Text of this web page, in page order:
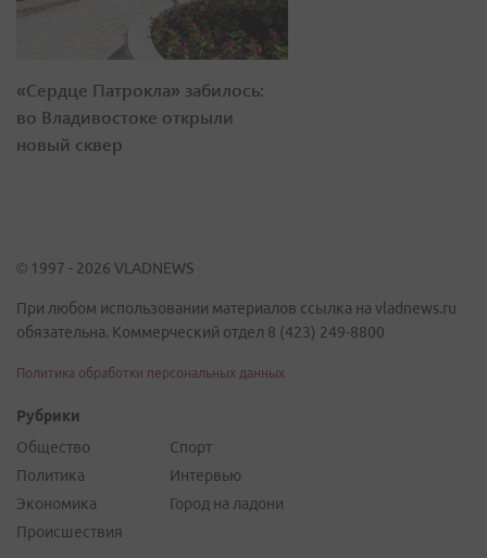
«Сердце Патрокла» забилось:
во Владивостоке открыли
новый сквер
© 1997 - 2026 VLADNEWS
При любом использовании материалов ссылка на vladnews.ru
обязательна. Коммерческий отдел 8 (423) 249-8800
Политика обработки персональных данных
Рубрики
Общество
Политика
Экономика
Происшествия
Спорт
Интервью
Город на ладони